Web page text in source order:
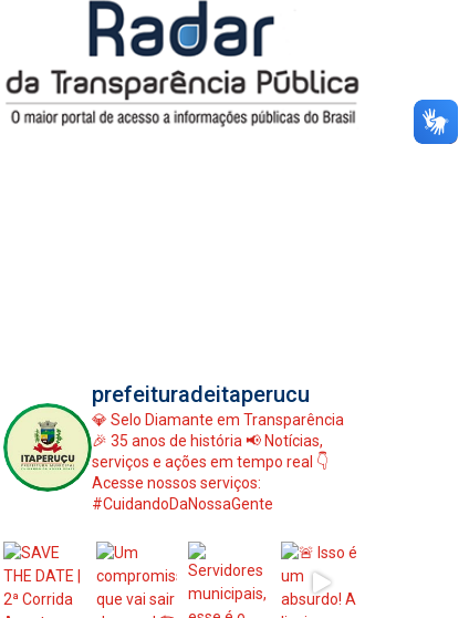
prefeituradeitaperucu
💎 Selo Diamante em Transparência
🎉 35 anos de história 📢 Notícias,
serviços e ações em tempo real 👇
Acesse nossos serviços:
#CuidandoDaNossaGente